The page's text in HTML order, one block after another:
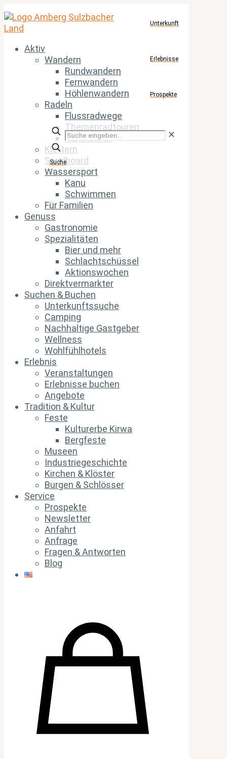
Aktiv
Wandern
Rundwandern
Fernwandern
Höhlenwandern
Radeln
Flussradwege
Themenradtouren
Rundtouren
Klettern
Sandboard
Wassersport
Kanu
Schwimmen
Für Familien
Genuss
Gastronomie
Spezialitäten
Bier und mehr
Schlachtschüssel
Aktionswochen
Direktvermarkter
Suchen & Buchen
Unterkunftssuche
Camping
Nachhaltige Gastgeber
Wellness
Wohlfühlhotels
Erlebnis
Veranstaltungen
Erlebnisse buchen
Angebote
Tradition & Kultur
Feste
Kulturerbe Kirwa
Bergfeste
Museen
Industriegeschichte
Kirchen & Klöster
Burgen & Schlösser
Service
Prospekte
Newsletter
Anfahrt
Anfrage
Fragen & Antworten
Blog
Unterkunft
Erlebnisse
Prospekte
Suche
eingeben...
✕
Suche